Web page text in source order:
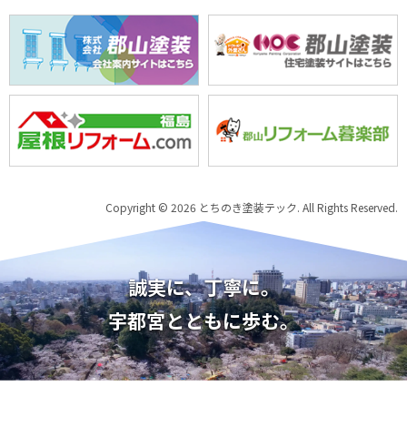
Copyright © 2026 とちのき塗装テック. All Rights Reserved.
誠実に、丁寧に。
宇都宮とともに歩む。